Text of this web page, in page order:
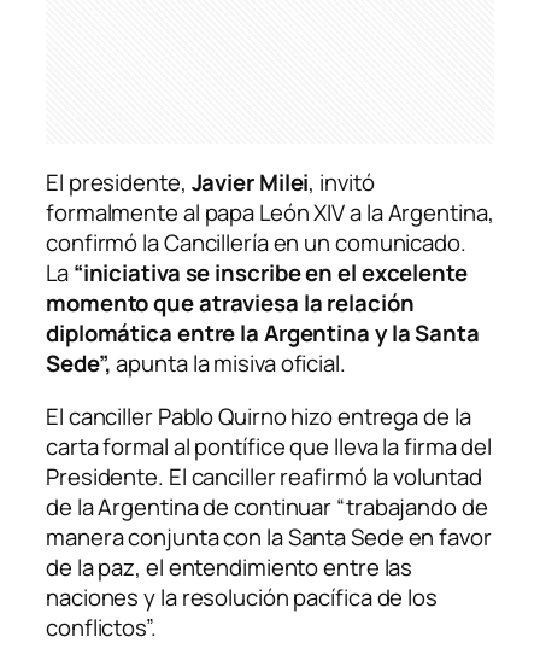
El presidente, Javier Milei, invitó
formalmente al papa León XIV a la Argentina,
confirmó la Cancillería en un comunicado.
La“iniciativa se inscribe en el excelente
momento que atraviesa la relación
diplomática entre la Argentina y la Santa
Sede”,apunta la misiva oficial.
El canciller Pablo Quirno hizo entrega de la
carta formal al pontífice que lleva la firma del
Presidente. El canciller reafirmó la voluntad
de la Argentina de continuar “trabajando de
manera conjunta con la Santa Sede en favor
de la paz, el entendimiento entre las
naciones y la resolución pacífica de los
conflictos”.